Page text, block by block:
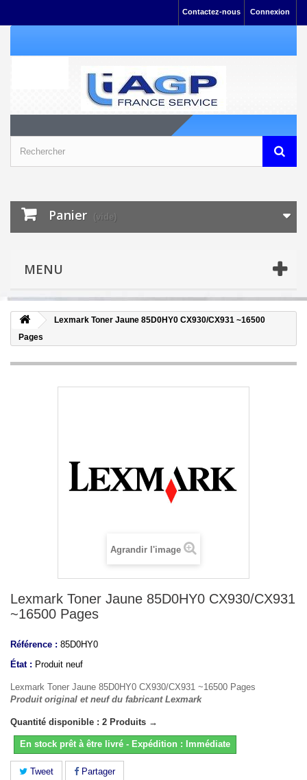
Connexion
Contactez-nous
Panier (vide)
MENU
Lexmark Toner Jaune 85D0HY0 CX930/CX931 ~16500
Pages
Agrandir l'image
Lexmark Toner Jaune 85D0HY0 CX930/CX931
~16500 Pages
Référence : 85D0HY0
État : Produit neuf
Lexmark Toner Jaune 85D0HY0 CX930/CX931 ~16500 Pages
Produit original et neuf du fabricant Lexmark
Quantité disponible : 2 Produits →
En stock prêt à être livré - Expédition : Immédiate
Tweet Partager